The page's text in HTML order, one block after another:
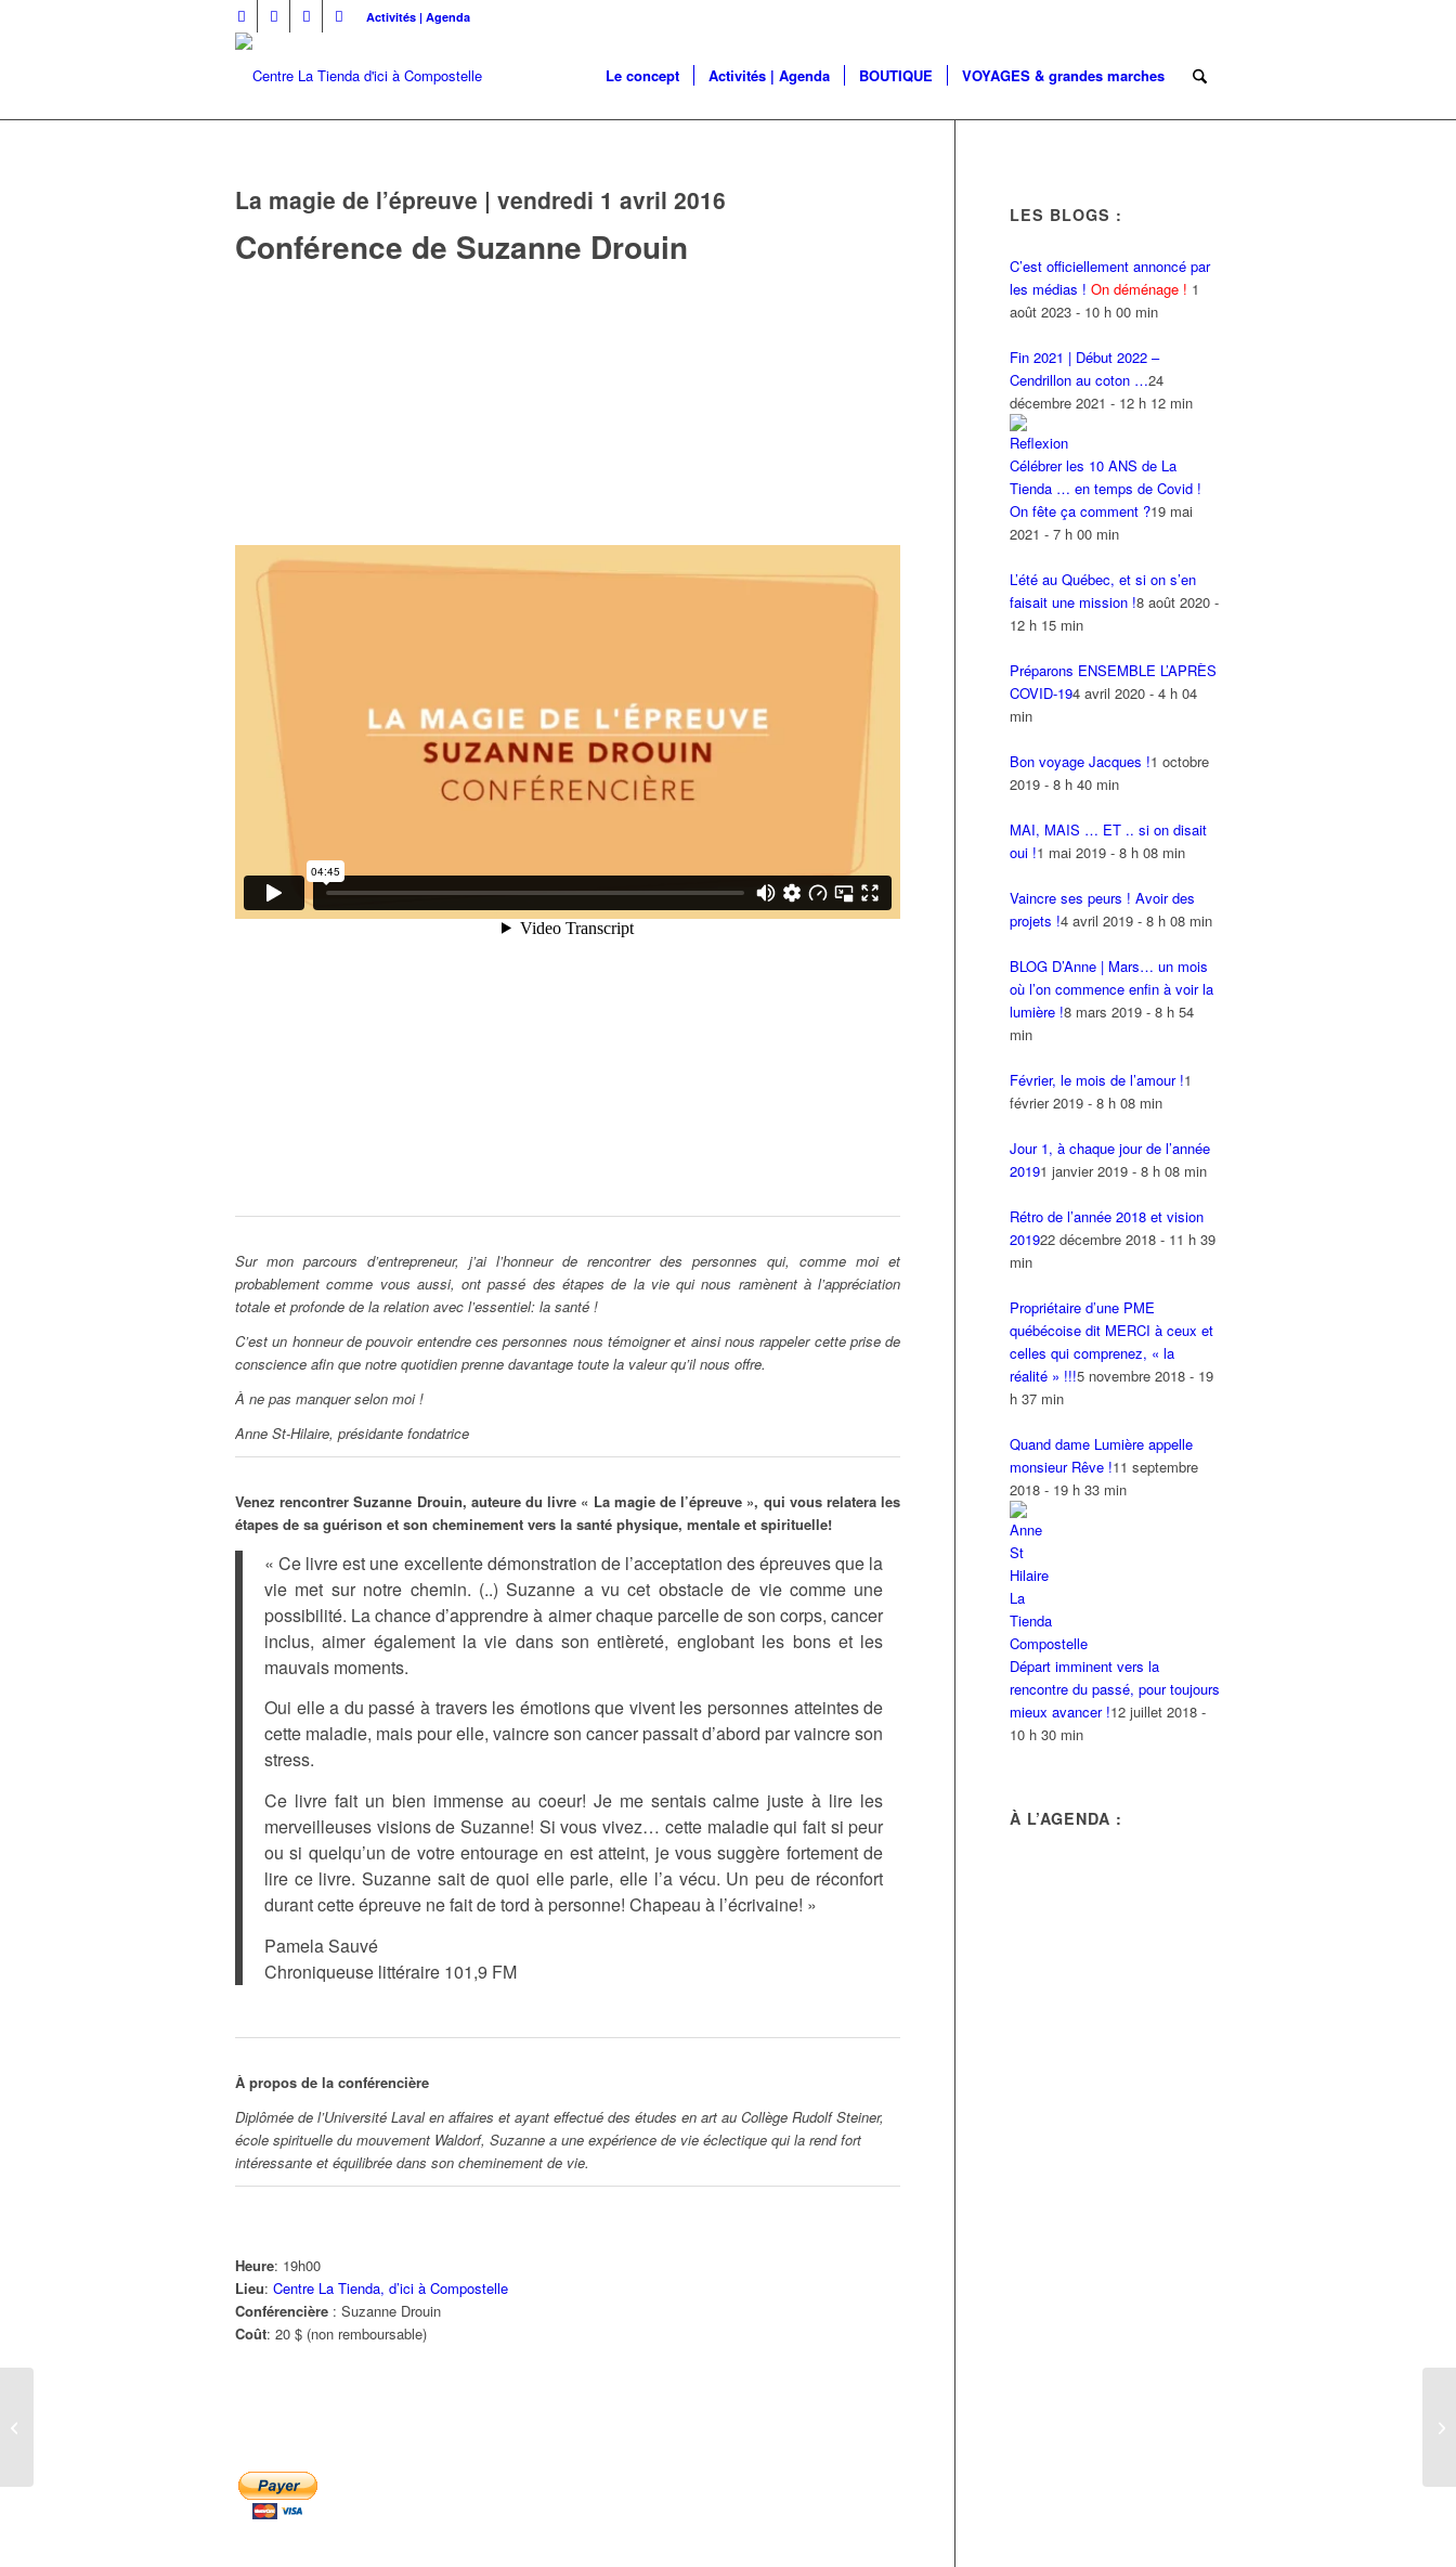
Activités | Agenda
Le concept Activités | Agenda BOUTIQUE VOYAGES & grandes marches
La magie de l’épreuve | vendredi 1 avril 2016
Conférence de Suzanne Drouin
Sur mon parcours d’entrepreneur, j’ai l’honneur de rencontrer des personnes qui, comme moi et
probablement comme vous aussi, ont passé des étapes de la vie qui nous ramènent à l’appréciation
totale et profonde de la relation avec l’essentiel: la santé !
C’est un honneur de pouvoir entendre ces personnes nous témoigner et ainsi nous rappeler cette prise de
conscience afin que notre quotidien prenne davantage toute la valeur qu’il nous offre.
À ne pas manquer selon moi !
Anne St-Hilaire, présidante fondatrice
Venez rencontrer Suzanne Drouin, auteure du livre « La magie de l’épreuve », qui vous relatera les
étapes de sa guérison et son cheminement vers la santé physique, mentale et spirituelle!
« Ce livre est une excellente démonstration de l’acceptation des épreuves que la
vie met sur notre chemin. (..) Suzanne a vu cet obstacle de vie comme une
possibilité. La chance d’apprendre à aimer chaque parcelle de son corps, cancer
inclus, aimer également la vie dans son entièreté, englobant les bons et les
mauvais moments.
Oui elle a du passé à travers les émotions que vivent les personnes atteintes de
cette maladie, mais pour elle, vaincre son cancer passait d’abord par vaincre son
stress.
Ce livre fait un bien immense au coeur! Je me sentais calme juste à lire les
merveilleuses visions de Suzanne! Si vous vivez… cette maladie qui fait si peur
ou si quelqu’un de votre entourage en est atteint, je vous suggère fortement de
lire ce livre. Suzanne sait de quoi elle parle, elle l’a vécu. Un peu de réconfort
durant cette épreuve ne fait de tord à personne! Chapeau à l’écrivaine! »
Pamela Sauvé
Chroniqueuse littéraire 101,9 FM
À propos de la conférencière
Diplômée de l’Université Laval en affaires et ayant effectué des études en art au Collège Rudolf Steiner,
école spirituelle du mouvement Waldorf, Suzanne a une expérience de vie éclectique qui la rend fort
intéressante et équilibrée dans son cheminement de vie.
Heure: 19h00
Lieu: Centre La Tienda, d’ici à Compostelle
Conférencière : Suzanne Drouin
Coût: 20 $ (non remboursable)
LES BLOGS :
C’est officiellement annoncé par
les médias !On déménage ! 1
août 2023 - 10 h 00 min
Fin 2021 | Début 2022 –
Cendrillon au coton …24
décembre 2021 - 12 h 12 min
Célébrer les 10 ANS de La
Tienda … en temps de Covid !
On fête ça comment ?19 mai
2021 - 7 h 00 min
L’été au Québec, et si on s’en
faisait une mission !8 août 2020 -
12 h 15 min
Préparons ENSEMBLE L’APRÈS
COVID-194 avril 2020 - 4 h 04
min
Bon voyage Jacques !1 octobre
2019 - 8 h 40 min
MAI, MAIS … ET .. si on disait
oui !1 mai 2019 - 8 h 08 min
Vaincre ses peurs ! Avoir des
projets !4 avril 2019 - 8 h 08 min
BLOG D’Anne | Mars… un mois
où l’on commence enfin à voir la
lumière !8 mars 2019 - 8 h 54
min
Février, le mois de l’amour !1
février 2019 - 8 h 08 min
Jour 1, à chaque jour de l’année
20191 janvier 2019 - 8 h 08 min
Rétro de l’année 2018 et vision
201922 décembre 2018 - 11 h 39
min
Propriétaire d’une PME
québécoise dit MERCI à ceux et
celles qui comprenez, « la
réalité » !!!5 novembre 2018 - 19
h 37 min
Quand dame Lumière appelle
monsieur Rêve !11 septembre
2018 - 19 h 33 min
Départ imminent vers la
rencontre du passé, pour toujours
mieux avancer !12 juillet 2018 -
10 h 30 min
À L’AGENDA :